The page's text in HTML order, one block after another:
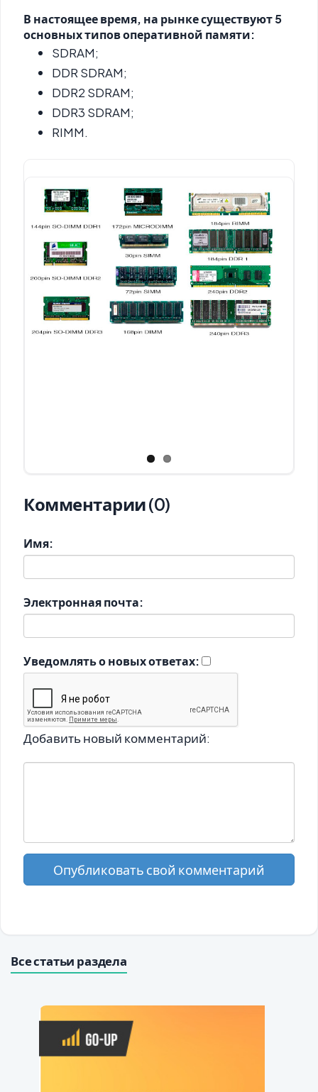
В настоящее время, на рынке существуют 5
основных типовоперативной памяти:
SDRAM;
DDR SDRAM;
DDR2 SDRAM;
DDR3 SDRAM;
RIMM.
Комментарии (0)
Имя:
Электронная почта:
Уведомлять о новых ответах:
Добавить новый комментарий:
Опубликовать свой комментарий
Все статьи раздела